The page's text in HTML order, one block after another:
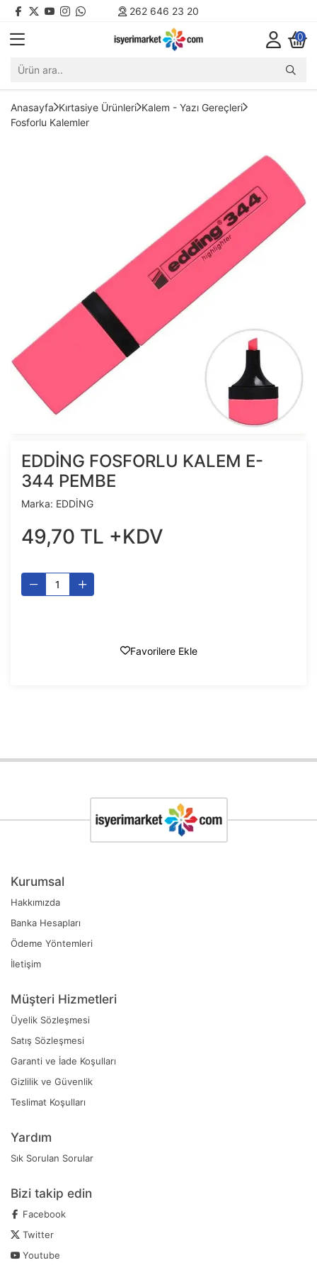
262 646 23 20
0
Anasayfa Kırtasiye Ürünleri Kalem - Yazı Gereçleri
Fosforlu Kalemler
EDDİNG FOSFORLU KALEM E-
344 PEMBE
Marka: EDDİNG
49,70 TL +KDV
Favorilere Ekle
Kurumsal
Hakkımızda
Banka Hesapları
Ödeme Yöntemleri
İletişim
Müşteri Hizmetleri
Üyelik Sözleşmesi
Satış Sözleşmesi
Garanti ve İade Koşulları
Gizlilik ve Güvenlik
Teslimat Koşulları
Yardım
Sık Sorulan Sorular
Bizi takip edin
Facebook
Twitter
Youtube